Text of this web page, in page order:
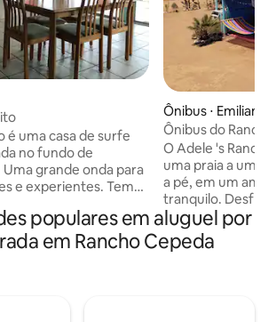
é uma casa de surfe
no fundo de
grande onda para
e experientes. Tem
de eletricidade de
eólica. Tem uma
refeições e sala de
Ônibus ⋅ Emiliano
Ônibus do
para o mar
O Adele 's Ranch
uma praia a uma
a pé, em um
tranquilo.
atividades
nossa bela
ambiente natural
populares em aluguel por
em Rancho Cepeda